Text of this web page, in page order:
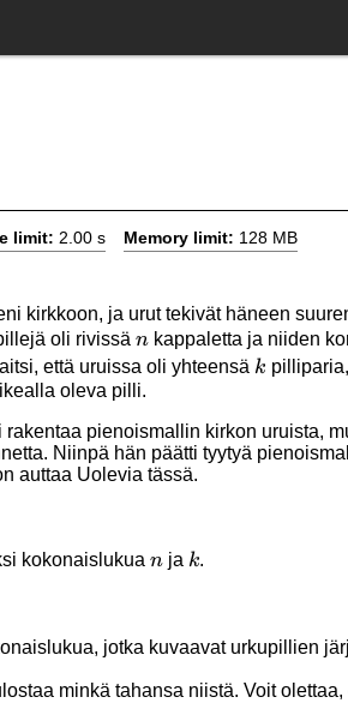
limit: 2.00 s Memory limit: 128 MB
kirkkoon, ja urut tekivät häneen
oli rivissä n
nkappaletta ja niiden
että uruissa oli yhteensä k
k
oleva pilli.
pienoismallin kirkon uruista,
Niinpä hän päätti tyytyä
auttaa Uolevia tässä.
kokonaislukua n
nja k
k.
jotka kuvaavat urkupillien
minkä tahansa niistä. Voit